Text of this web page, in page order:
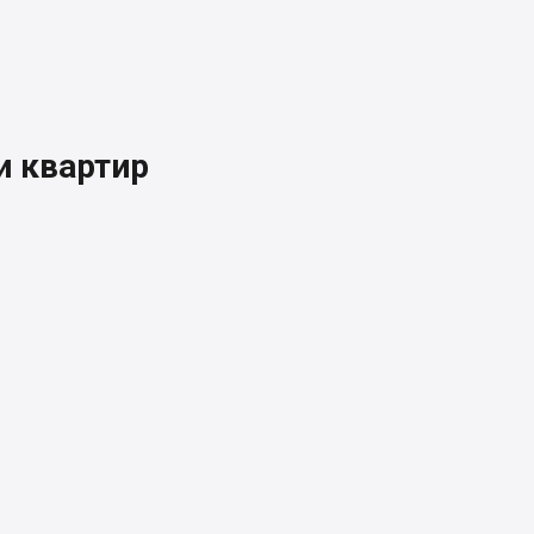
квартир